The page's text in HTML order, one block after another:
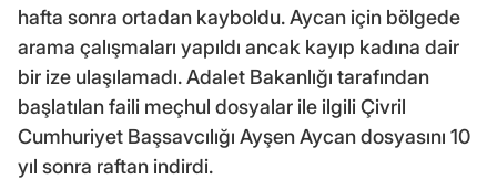
hafta sonra ortadan kayboldu. Aycan için bölgede
arama çalışmaları yapıldı ancak kayıp kadına dair
bir ize ulaşılamadı. Adalet Bakanlığı tarafından
başlatılan faili meçhul dosyalar ile ilgili Çivril
Cumhuriyet Başsavcılığı Ayşen Aycan dosyasını 10
yıl sonra raftan indirdi.